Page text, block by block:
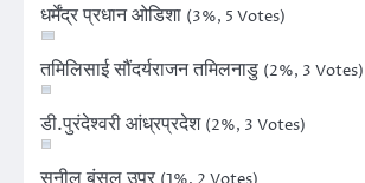
धर्मेंद्र प्रधान ओडिशा (3%, 5 Votes)
तमिलिसाई सौंदर्यराजन तमिलनाडु (2%, 3 Votes)
डी.पुरंदेश्वरी आंध्रप्रदेश (2%, 3 Votes)